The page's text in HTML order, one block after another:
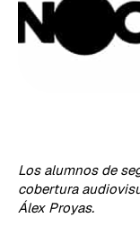
Los alumnos de
cobertura
Álex Proyas.